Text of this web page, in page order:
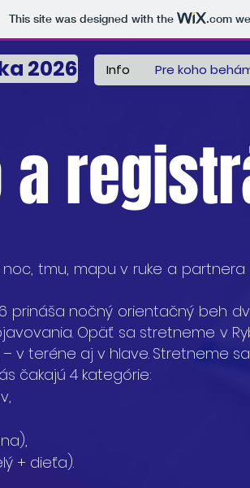
This site was designed with the .com
2026 Info Pre koho
a
tmu, mapu v ruke a partnera
prináša nočný orientačný beh
Opäť sa stretneme v
v teréne aj v hlave. Stretneme sa
čakajú 4 kategórie:
+ dieťa).